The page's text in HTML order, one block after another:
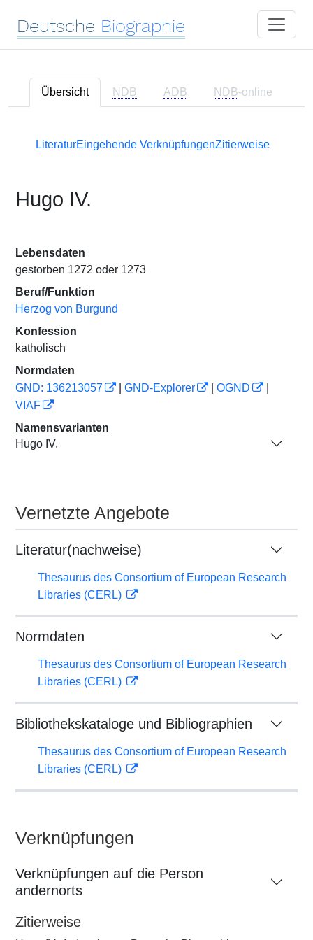
Deutsche Biographie
Übersicht NDB ADB NDB-online
LiteraturEingehende VerknüpfungenZitierweise
Hugo IV.
Lebensdaten
gestorben 1272 oder 1273
Beruf/Funktion
Herzog von Burgund
Konfession
katholisch
Normdaten
GND: 136213057
GND-Explorer OGND
VIAF
Namensvarianten
Hugo IV.
Vernetzte Angebote
Literatur(nachweise)
Thesaurus des Consortium of European Research
Libraries (CERL)
Normdaten
Thesaurus des Consortium of European Research
Libraries (CERL)
Bibliothekskataloge und Bibliographien
Thesaurus des Consortium of European Research
Libraries (CERL)
Verknüpfungen
Verknüpfungen auf die Person
andernorts
Zitierweise